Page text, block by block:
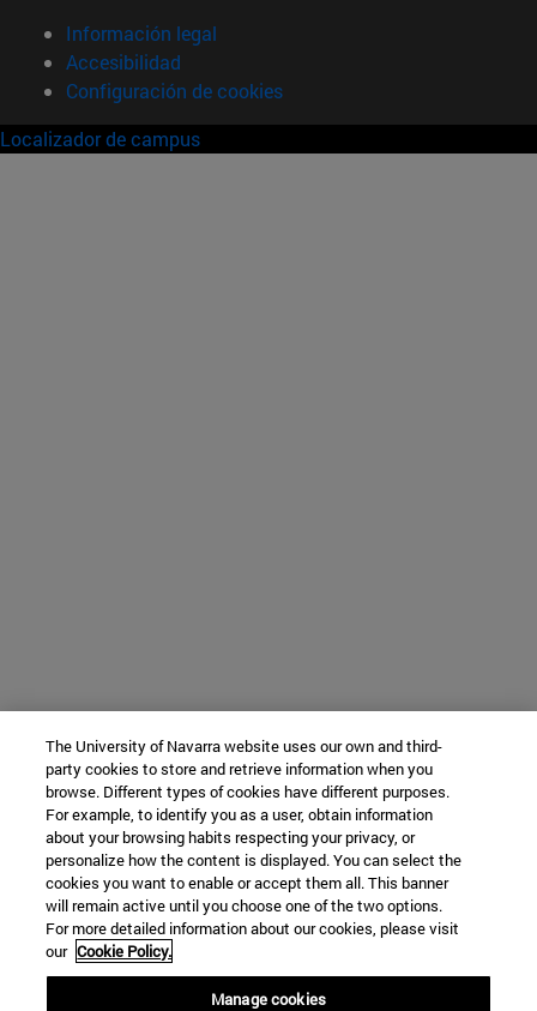
Información legal
Accesibilidad
Configuración de cookies
Localizador de campus
The University of Navarra website uses our own and third-
party cookies to store and retrieve information when you
browse. Different types of cookies have different purposes.
For example, to identify you as a user, obtain information
about your browsing habits respecting your privacy, or
personalize how the content is displayed. You can select the
cookies you want to enable or accept them all. This banner
will remain active until you choose one of the two options.
For more detailed information about our cookies, please visit
our Cookie Policy.
Manage cookies